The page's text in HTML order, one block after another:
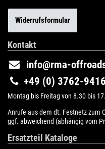
Widerrufsformular
Kontakt
info@rma-
+49 (0) 3762-
Montag bis Freitag von 8.30 bis
Anrufe aus dem dt. Festnetz zum
ggf. abweichend (abhängig vom
Ersatzteil Kataloge